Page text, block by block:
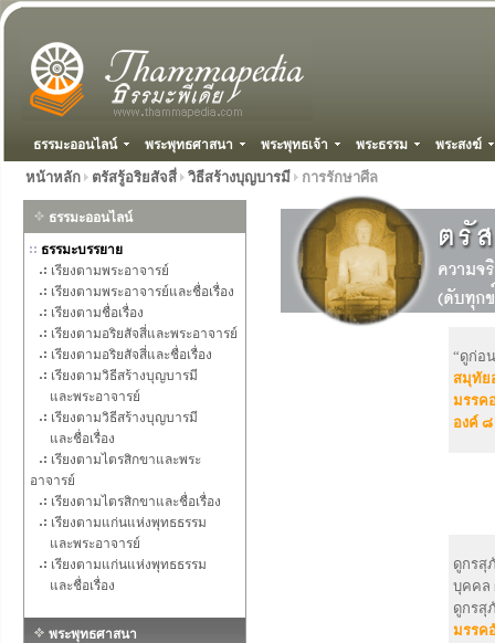
ธรรมะออนไลน์ พระพุทธศาสนา พระพุทธเจ้า พระธรรม พระสงฆ์
หน้าหลัก ตรัสรู้อริยสัจสี่ วิธีสร้างบุญบารมี การรักษาศีล
ธรรมะออนไลน์
ธรรมะบรรยาย
เรียงตามพระอาจารย์
เรียงตามพระอาจารย์และชื่อเรื่อง
เรียงตามชื่อเรื่อง
เรียงตามอริยสัจสี่และพระอาจารย์
เรียงตามอริยสัจสี่และชื่อเรื่อง
เรียงตามวิธีสร้างบุญบารมี
และพระอาจารย์
เรียงตามวิธีสร้างบุญบารมี
และชื่อเรื่อง
เรียงตามไตรสิกขาและพระ
อาจารย์
เรียงตามไตรสิกขาและชื่อเรื่อง
เรียงตามแก่นแห่งพุทธธรรม
และพระอาจารย์
เรียงตามแก่นแห่งพุทธธรรม
และชื่อเรื่อง
พระพุทธศาสนา
“ดูก่อ
สมุทัย
มรรค
องค์ ๘
ดูกรสุ
บุคคล
ดูกรสุ
มรรค